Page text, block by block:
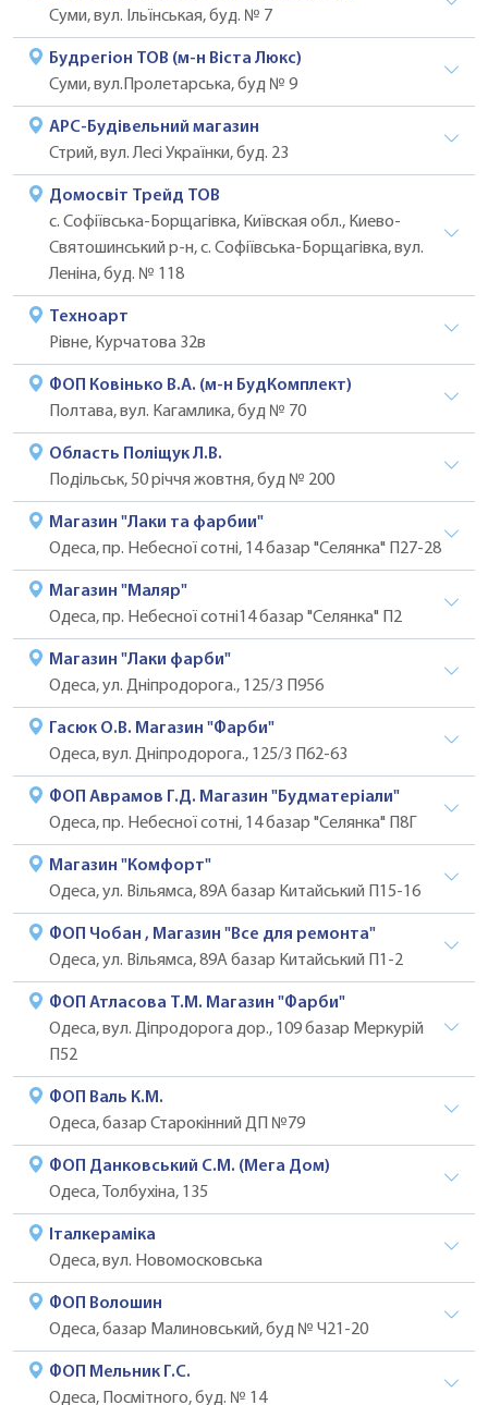
Суми, вул. Ільїнськая, буд. № 7
Будрегіон ТОВ (м-н Віста Люкс)
Суми, вул.Пролетарська, буд № 9
АРС-Будівельний магазин
Стрий, вул. Лесі Українки, буд. 23
Домосвіт Трейд ТОВ
с. Софіївська-Борщагівка, Київская обл., Киево-
Святошинський р-н, с. Софіївська-Борщагівка, вул.
Леніна, буд. № 118
Техноарт
Рівне, Курчатова 32в
ФОП Ковінько В.А. (м-н БудКомплект)
Полтава, вул. Кагамлика, буд № 70
Область Поліщук Л.В.
Подільськ, 50 річчя жовтня, буд № 200
Магазин "Лаки та фарбии"
Одеса, пр. Небесної сотні, 14 базар "Селянка" П27-28
Магазин "Маляр"
Одеса, пр. Небесної сотні14 базар "Селянка" П2
Магазин "Лаки фарби"
Одеса, ул. Дніпродорога., 125/3 П956
Гасюк О.В. Магазин "Фарби"
Одеса, вул. Дніпродорога., 125/3 П62-63
ФОП Аврамов Г.Д. Магазин "Будматеріали"
Одеса, пр. Небесної сотні, 14 базар "Селянка" П8Г
Магазин "Комфорт"
Одеса, ул. Вільямса, 89А базар Китайський П15-16
ФОП Чобан , Магазин "Все для ремонта"
Одеса, ул. Вільямса, 89А базар Китайський П1-2
ФОП Атласова Т.М. Магазин "Фарби"
Одеса, вул. Діпродорога дор., 109 базар Меркурій
П52
ФОП Валь К.М.
Одеса, базар Старокінний ДП №79
ФОП Данковський С.М. (Мега Дом)
Одеса, Толбухіна, 135
Італкераміка
Одеса, вул. Новомосковська
ФОП Волошин
Одеса, базар Малиновський, буд № Ч21-20
ФОП Мельник Г.С.
Одеса, Посмітного, буд. № 14